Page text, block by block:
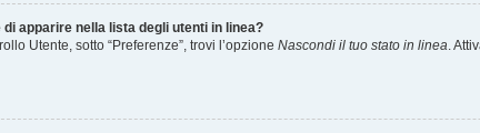
apparire nella lista degli utenti in linea?
Utente, sotto “Preferenze”, trovi l’opzione Nascondi il tuo stato in linea .